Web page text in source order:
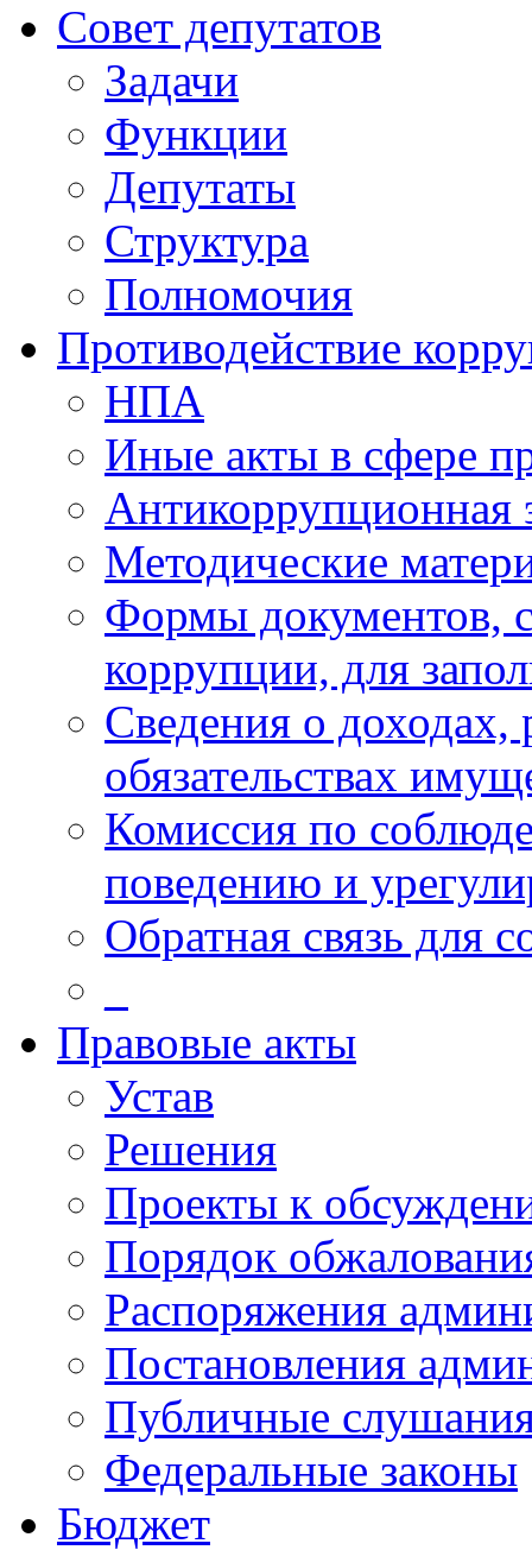
Совет депутатов
Задачи
Функции
Депутаты
Структура
Полномочия
Противодействие
НПА
Иные акты в сфере
Антикоррупционная
Методические
Формы документов,
коррупции, для
Сведения о доходах,
обязательствах
Комиссия по
поведению и
Обратная связь для
Правовые акты
Устав
Решения
Проекты к
Порядок
Распоряжения
Постановления
Публичные
Федеральные законы
Бюджет